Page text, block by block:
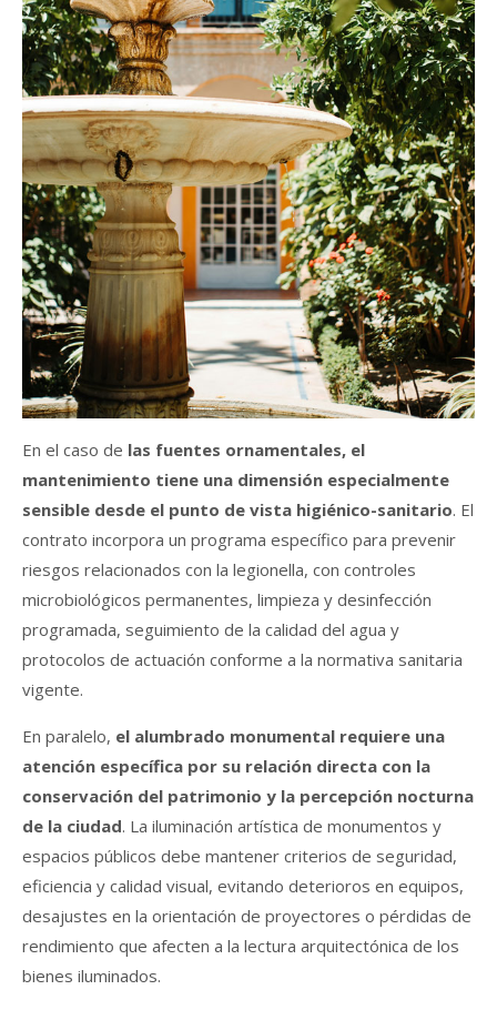
En el caso de las fuentes ornamentales, el
mantenimiento tiene una dimensión especialmente
sensible desde el punto de vista higiénico-sanitario. El
contrato incorpora un programa específico para prevenir
riesgos relacionados con la legionella, con controles
microbiológicos permanentes, limpieza y desinfección
programada, seguimiento de la calidad del agua y
protocolos de actuación conforme a la normativa sanitaria
vigente.
En paralelo, el alumbrado monumental requiere una
atención específica por su relación directa con la
conservación del patrimonio y la percepción nocturna
de la ciudad. La iluminación artística de monumentos y
espacios públicos debe mantener criterios de seguridad,
eficiencia y calidad visual, evitando deterioros en equipos,
desajustes en la orientación de proyectores o pérdidas de
rendimiento que afecten a la lectura arquitectónica de los
bienes iluminados.